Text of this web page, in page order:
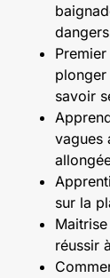
savoir
vagues
sur la
réussir